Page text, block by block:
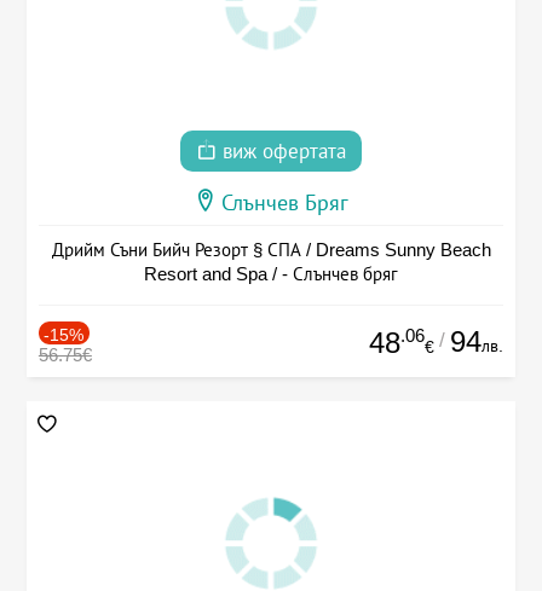
виж офертата
Слънчев Бряг
Дрийм Съни Бийч Резорт § СПА / Dreams Sunny Beach
Resort and Spa / - Слънчев бряг
-15%
56.75€ 48.06
€ / 94лв.